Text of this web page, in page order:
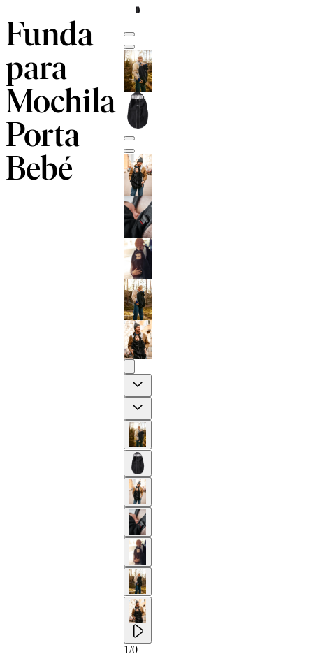
Funda
para
Mochila
Porta
Bebé
1/0